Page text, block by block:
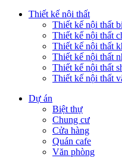
Thiết kế nội thất
Thiết kế nội thất
Thiết kế nội thất
Thiết kế nội thất
Thiết kế nội thất
Thiết kế nội thất
Thiết kế nội thất
Dự án
Biệt thự
Chung cư
Cửa hàng
Quán cafe
Văn phòng